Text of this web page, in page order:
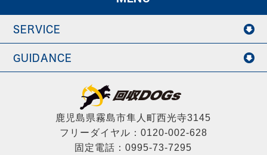
SERVICE
GUIDANCE
鹿児島県霧島市隼人町西光寺3145
フリーダイヤル：0120-002-628
固定電話：0995-73-7295